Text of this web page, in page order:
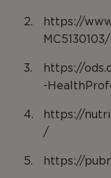
https://
MC5130103/
https://
-
https://
/
https://